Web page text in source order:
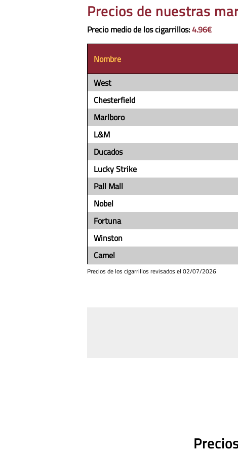
Precios de nuestras
Precio medio de los cigarrillos:4.96€
Nombre
West
Chesterfield
Marlboro
L&M
Ducados
Lucky Strike
Pall Mall
Nobel
Fortuna
Winston
Camel
Precios de los cigarrillos revisados el 02/07/2026